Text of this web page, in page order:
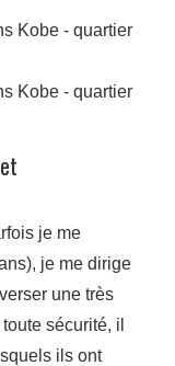
je me
je me dirige
une très
sécurité, il
ils ont